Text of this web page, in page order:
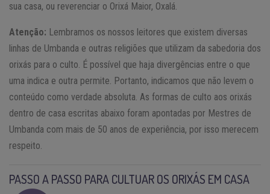
sua casa, ou reverenciar o Orixá Maior, Oxalá.
Atenção: Lembramos os nossos leitores que existem diversas
linhas de Umbanda e outras religiões que utilizam da sabedoria dos
orixás para o culto. É possível que haja divergências entre o que
uma indica e outra permite. Portanto, indicamos que não levem o
conteúdo como verdade absoluta. As formas de culto aos orixás
dentro de casa escritas abaixo foram apontadas por Mestres de
Umbanda com mais de 50 anos de experiência, por isso merecem
respeito.
PASSO A PASSO PARA CULTUAR OS ORIXÁS EM CASA